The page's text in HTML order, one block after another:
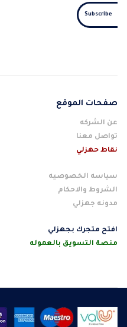
صفحات الموقع
عن الشركه
تواصل معنا
نقاط حهزلي
سياسه الخصوصيه
الشروط والاحكام
مدونه جهزلي
افتح متجرك بجهزلي
منصة التسويق بالعموله